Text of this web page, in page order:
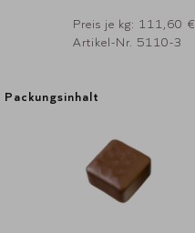
Preis je kg: 111,60 €
Artikel-Nr. 5110-3
Packungsinhalt
Packungsinhalt